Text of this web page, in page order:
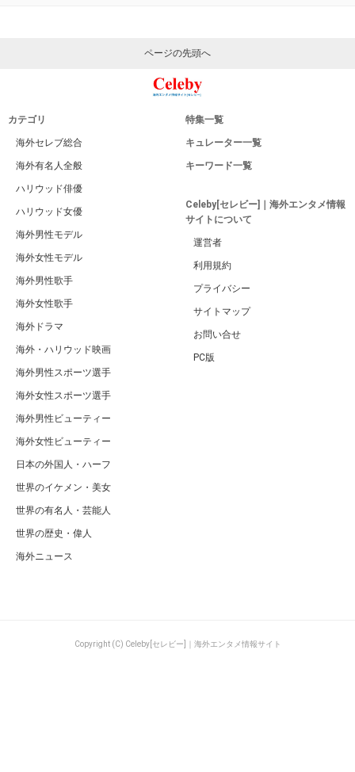
ページの先頭へ
カテゴリ
海外セレブ総合
海外有名人全般
ハリウッド俳優
ハリウッド女優
海外男性モデル
海外女性モデル
海外男性歌手
海外女性歌手
海外ドラマ
海外・ハリウッド映画
海外男性スポーツ選手
海外女性スポーツ選手
海外男性ビューティー
海外女性ビューティー
日本の外国人・ハーフ
世界のイケメン・美女
世界の有名人・芸能人
世界の歴史・偉人
海外ニュース
特集一覧
キュレーター一覧
キーワード一覧
Celeby[セレビー]｜海外エンタメ情報
サイトについて
運営者
利用規約
プライバシー
サイトマップ
お問い合せ
PC版
Copyright (C) Celeby[セレビー]｜海外エンタメ情報サイト